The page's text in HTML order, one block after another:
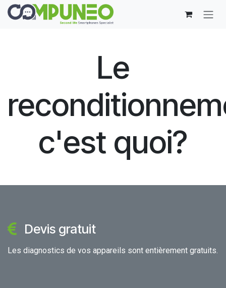
Se rendre au contenu
Le
c'est quoi?
Devis gratuit
Les diagnostics de vos appareils sont entièrement gratuits.